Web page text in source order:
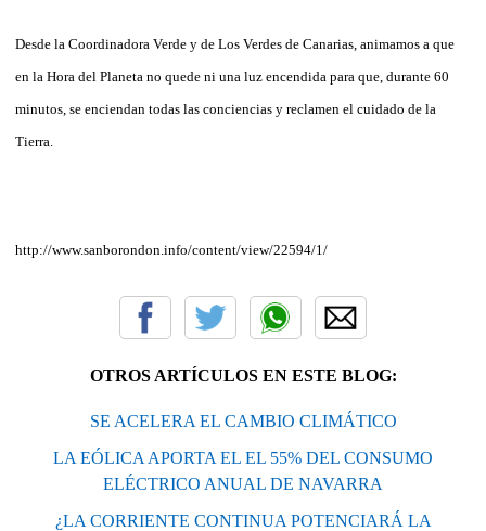
Desde la Coordinadora Verde y de Los Verdes de Canarias, animamos a que
en la Hora del Planeta no quede ni una luz encendida para que, durante 60
minutos, se enciendan todas las conciencias y reclamen el cuidado de la
Tierra.
http://www.sanborondon.info/content/view/22594/1/
OTROS ARTÍCULOS EN ESTE BLOG:
SE ACELERA EL CAMBIO CLIMÁTICO
LA EÓLICA APORTA EL EL 55% DEL CONSUMO
ELÉCTRICO ANUAL DE NAVARRA
¿LA CORRIENTE CONTINUA POTENCIARÁ LA